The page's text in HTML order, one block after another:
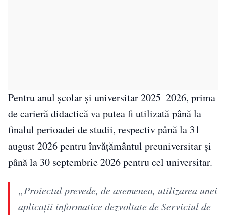
Pentru anul școlar și universitar 2025–2026, prima
de carieră didactică va putea fi utilizată până la
finalul perioadei de studii, respectiv până la 31
august 2026 pentru învățământul preuniversitar și
până la 30 septembrie 2026 pentru cel universitar.
„Proiectul prevede, de asemenea, utilizarea unei
aplicaţii informatice dezvoltate de Serviciul de